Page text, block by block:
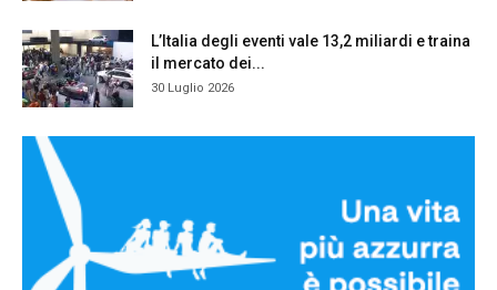
L’Italia degli eventi vale 13,2 miliardi e traina
il mercato dei...
30 Luglio 2026